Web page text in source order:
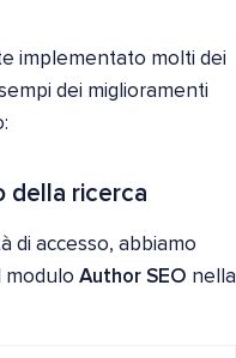
implementato molti dei
dei miglioramenti
della ricerca
di accesso, abbiamo
modulo Author SEO nella